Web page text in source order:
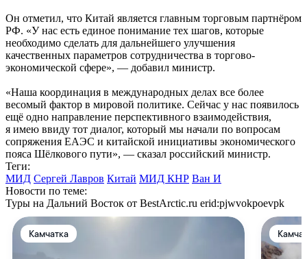
Он отметил, что Китай является главным торговым партнёром
РФ. «У нас есть единое понимание тех шагов, которые
необходимо сделать для дальнейшего улучшения
качественных параметров сотрудничества в торгово-
экономической сфере», — добавил министр.
«Наша координация в международных делах все более
весомый фактор в мировой политике. Сейчас у нас появилось
ещё одно направление перспективного взаимодействия,
я имею ввиду тот диалог, который мы начали по вопросам
сопряжения ЕАЭС и китайской инициативы экономического
пояса Шёлкового пути», — сказал российский министр.
Теги:
МИД Сергей Лавров Китай МИД КНР Ван И
Новости по теме:
Туры на Дальний Восток от BestArctic.ru erid:pjwvokpoevpk